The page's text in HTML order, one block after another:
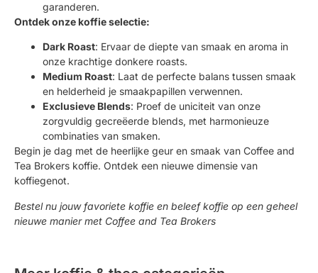
garanderen.
Ontdek onze koffie selectie:
Dark Roast: Ervaar de diepte van smaak en aroma in
onze krachtige donkere roasts.
Medium Roast: Laat de perfecte balans tussen smaak
en helderheid je smaakpapillen verwennen.
Exclusieve Blends: Proef de uniciteit van onze
zorgvuldig gecreëerde blends, met harmonieuze
combinaties van smaken.
Begin je dag met de heerlijke geur en smaak van Coffee and
Tea Brokers koffie. Ontdek een nieuwe dimensie van
koffiegenot.
Bestel nu jouw favoriete koffie en beleef koffie op een geheel
nieuwe manier met Coffee and Tea Brokers